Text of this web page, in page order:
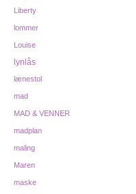
Liberty
lommer
Louise
lynlås
lænestol
mad
MAD & VENNER
madplan
maling
Maren
maske